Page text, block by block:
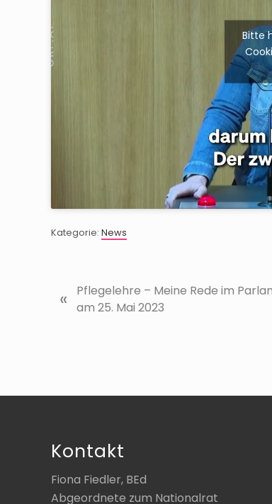
Bitte
Kategorie: News
o
g
B
i
«
Pflegelehre – Meine Rede im
am 25. Mai 2023
Kontakt
Fiona Fiedler, BEd
Abgeordnete zum Nationalrat